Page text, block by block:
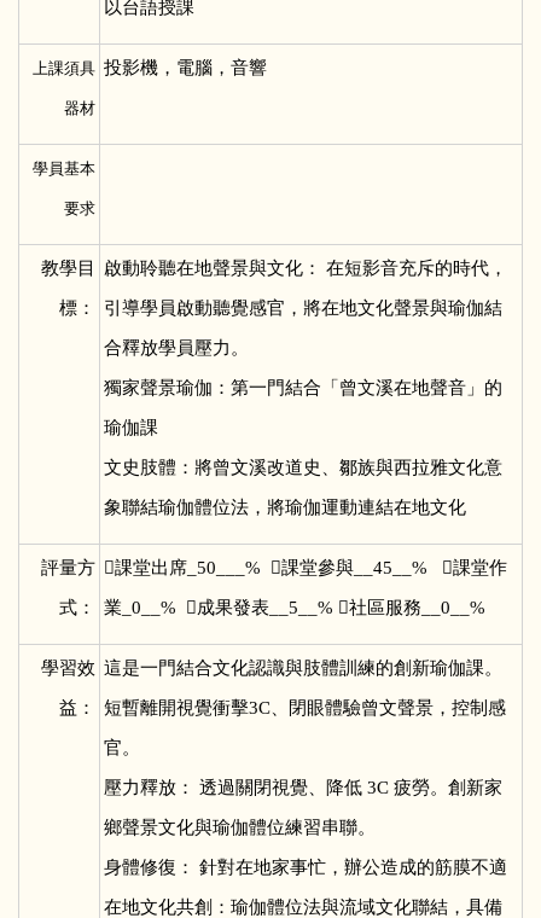
以台語授課
上課須具
器材
投影機，電腦，音響
學員基本
要求
教學目
標：
啟動聆聽在地聲景與文化： 在短影音充斥的時代，
引導學員啟動聽覺感官，將在地文化聲景與瑜伽結
合釋放學員壓力。
獨家聲景瑜伽：第一門結合「曾文溪在地聲音」的
瑜伽課
文史肢體：將曾文溪改道史、鄒族與西拉雅文化意
象聯結瑜伽體位法，將瑜伽運動連結在地文化
評量方
式：
課堂出席_50___% 課堂參與__45__% 課堂作
業_0__% 成果發表__5__% 社區服務__0__%
學習效
益：
這是一門結合文化認識與肢體訓練的創新瑜伽課。
短暫離開視覺衝擊3C、閉眼體驗曾文聲景，控制感
官。
壓力釋放： 透過關閉視覺、降低 3C 疲勞。創新家
鄉聲景文化與瑜伽體位練習串聯。
身體修復： 針對在地家事忙，辦公造成的筋膜不適
在地文化共創：瑜伽體位法與流域文化聯結，具備